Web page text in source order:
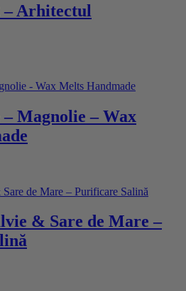
– Arhitectul
Magnolie – Wax
& Sare de Mare –